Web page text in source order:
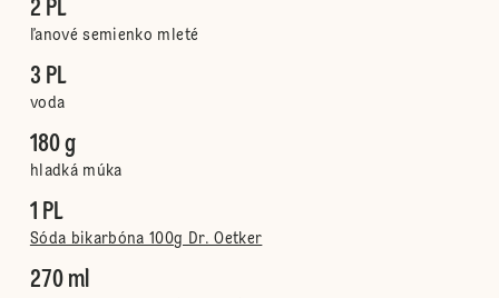
2 PL
ľanové semienko mleté
3 PL
voda
180 g
hladká múka
1 PL
Sóda bikarbóna 100g Dr. Oetker
270 ml